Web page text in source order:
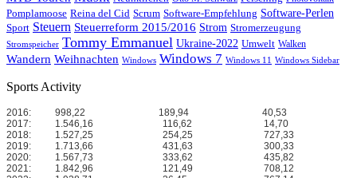
Pomplamoose Reina del Cid Scrum Software-Empfehlung Software-Perlen
Sport Steuern Steuerreform 2015/2016 Strom Stromerzeugung
Stromspeicher Tommy Emmanuel Ukraine-2022 Umwelt Walken
Wandern Weihnachten Windows Windows 7 Windows 11 Windows Sidebar
Sports Activity
2016: 998,22 189,94
40,53
2017:
1.546,16 116,62
14,70
2018:
1.527,25 254,25
727,33
2019:
1.713,66 431,63
300,33
2020:
1.567,73 333,62
435,82
2021:
1.842,96 121,49
708,12